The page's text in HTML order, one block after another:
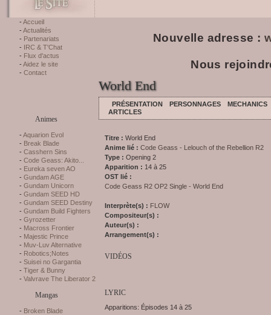
Accueil
Actualités
Partenariats
IRC & T'Chat
Flux d'actus
Aidez le site
Contact
Animes
Aquarion Evol
Break Blade
Casshern Sins
Code Geass: Akito...
Eureka seven AO
Gundam AGE
Gundam Unicorn
Gundam SEED HD
Gundam SEED Destiny
Gundam Build Fighters
Gyrozetter
Macross Frontier
Majestic Prince
Muv-Luv Alternative
Robotics;Notes
Suisei no Gargantia
Tiger & Bunny
Valvrave The Liberator 2
Mangas
Broken Blade
Nouvelle adresse :
Nous
World End
PRÉSENTATION PERSONNAGES
MECHANICS
ARTICLES
Titre : World End
Anime lié : Code Geass - Lelouch of the Rebellion R2
Type : Opening 2
Apparition : 14 à 25
OST lié :
Code Geass R2 OP2 Single - World End
Interprète(s) : FLOW
Compositeur(s) :
Auteur(s) :
Arrangement(s) :
VIDÉOS
LYRIC
Apparitions: Épisodes 14 à 25